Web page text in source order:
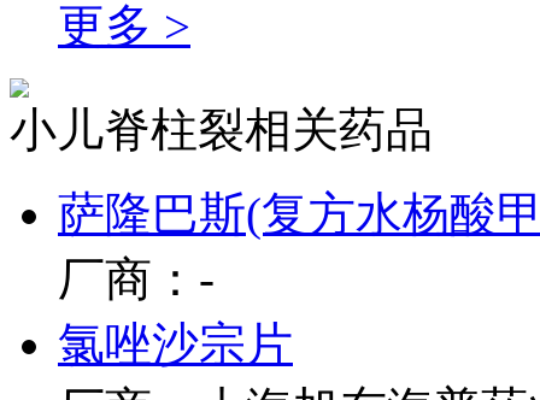
更多 >
小儿脊柱裂相关药品
萨隆巴斯(复方水杨酸
厂商：-
氯唑沙宗片